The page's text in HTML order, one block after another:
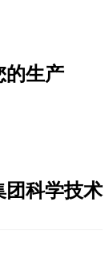
生产
团科学技术